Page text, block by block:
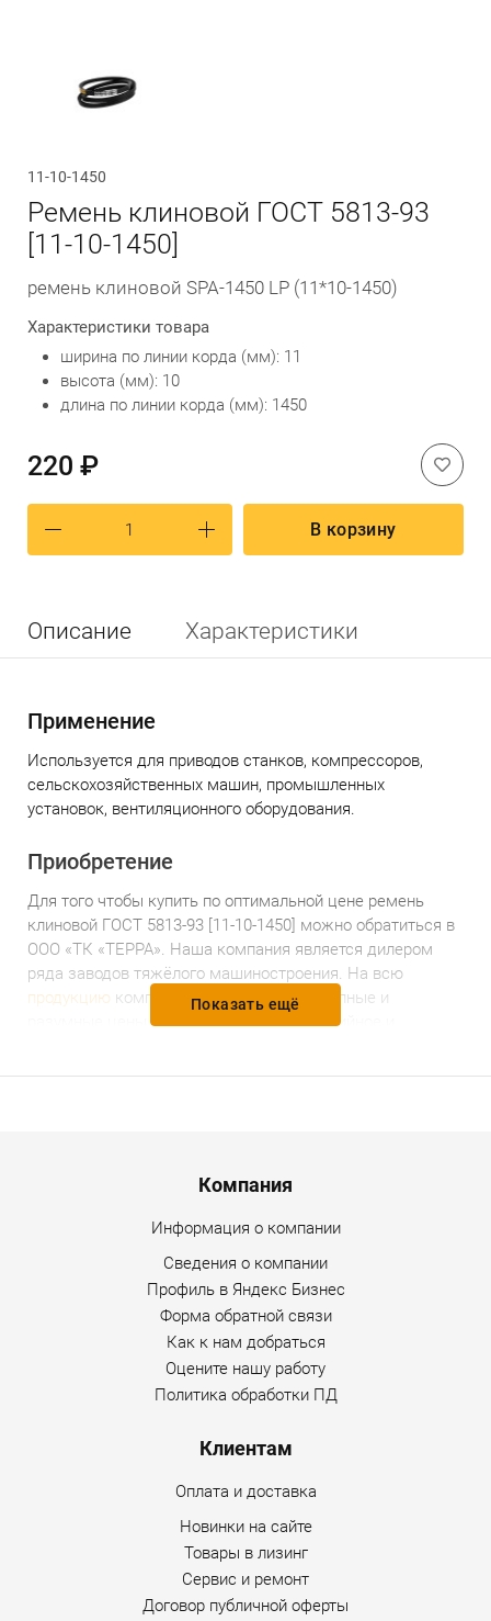
11-10-1450
Ремень клиновой ГОСТ 5813-93
[11-10-1450]
ремень клиновой SPA-1450 LP (11*10-1450)
Характеристики товара
ширина по линии корда (мм): 11
высота (мм): 10
длина по линии корда (мм): 1450
220 ₽
В корзину
Описание Характеристики
Применение
Используется для приводов станков, компрессоров,
сельскохозяйственных машин, промышленных
установок, вентиляционного оборудования.
Приобретение
Для того чтобы купить по оптимальной цене ремень
клиновой ГОСТ 5813-93 [11-10-1450] можно обратиться в
ООО «ТК «ТЕРРА». Наша компания является дилером
ряда заводов тяжёлого машиностроения. На всю
продукцию компании установлены доступные и
разумные цены, предоставляется гарантийное и
Показать ещё
Компания
Информация о компании
Сведения о компании
Профиль в Яндекс Бизнес
Форма обратной связи
Как к нам добраться
Оцените нашу работу
Политика обработки ПД
Клиентам
Оплата и доставка
Новинки на сайте
Товары в лизинг
Сервис и ремонт
Договор публичной оферты